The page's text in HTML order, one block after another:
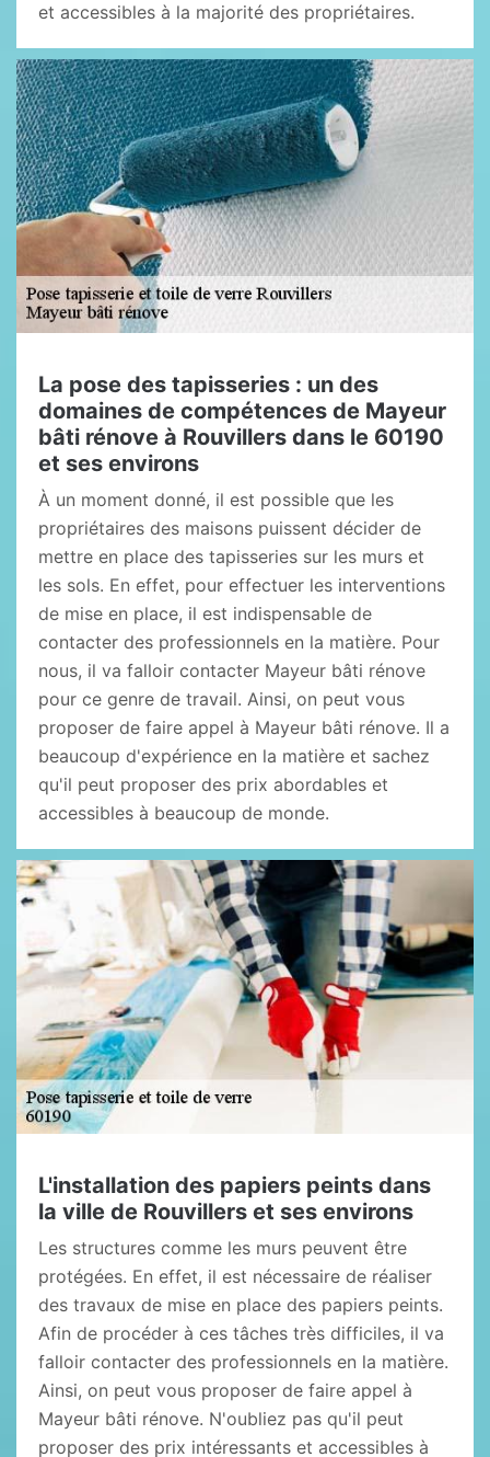
et accessibles à la majorité des propriétaires.
La pose des tapisseries : un des
domaines de compétences de Mayeur
bâti rénove à Rouvillers dans le 60190
et ses environs
À un moment donné, il est possible que les
propriétaires des maisons puissent décider de
mettre en place des tapisseries sur les murs et
les sols. En effet, pour effectuer les interventions
de mise en place, il est indispensable de
contacter des professionnels en la matière. Pour
nous, il va falloir contacter Mayeur bâti rénove
pour ce genre de travail. Ainsi, on peut vous
proposer de faire appel à Mayeur bâti rénove. Il a
beaucoup d'expérience en la matière et sachez
qu'il peut proposer des prix abordables et
accessibles à beaucoup de monde.
L'installation des papiers peints dans
la ville de Rouvillers et ses environs
Les structures comme les murs peuvent être
protégées. En effet, il est nécessaire de réaliser
des travaux de mise en place des papiers peints.
Afin de procéder à ces tâches très difficiles, il va
falloir contacter des professionnels en la matière.
Ainsi, on peut vous proposer de faire appel à
Mayeur bâti rénove. N'oubliez pas qu'il peut
proposer des prix intéressants et accessibles à